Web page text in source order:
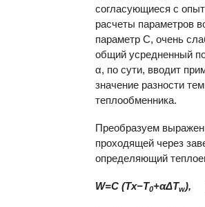
согласующиеся с
расчеты параметров
параметр С, очень
общий усредненный
α, по сути, вводит
значение разности
теплообменника.
Преобразуем
проходящей через
определяющий
W=C (Тх−Т0+αΔТw),